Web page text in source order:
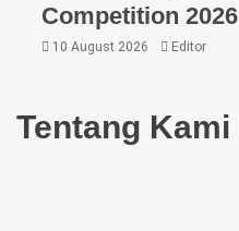
Competition 2026
10 August 2026 Editor
Tentang Kami